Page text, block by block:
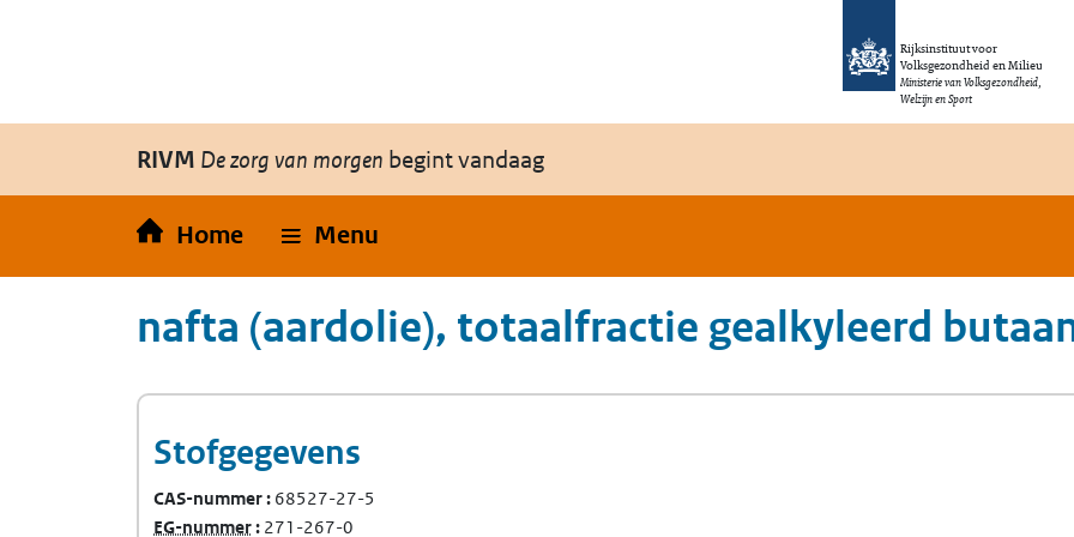
Rijksinstituut voor
Volksgezondheid en Milieu
Ministerie van Volksgezondheid,
Welzijn en Sport
RIVM De zorg van morgen begint vandaag
Home Menu
nafta (aardolie), totaalfractie gealkyleerd
Stofgegevens
CAS-nummer 68527-27-5
EG-nummer(Europees Gemeenschap-nummer)
271-267-0